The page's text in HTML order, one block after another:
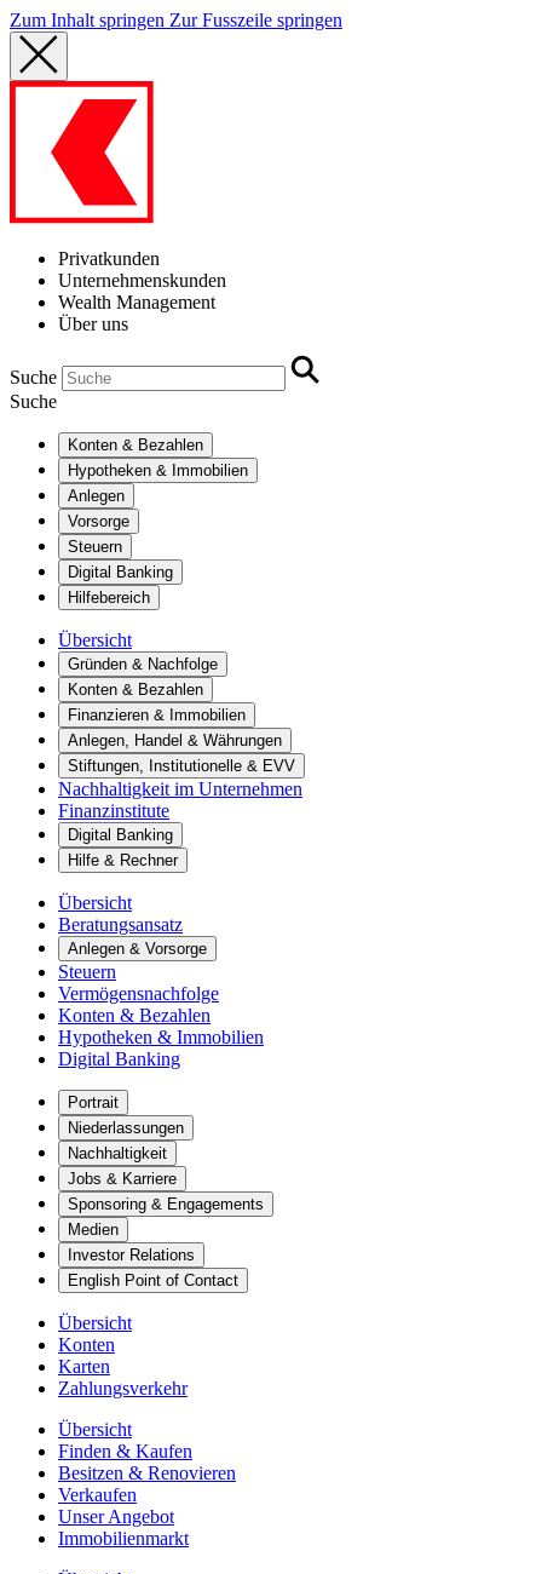
Zum Inhalt springen Zur Fusszeile springen
Privatkunden
Unternehmenskunden
Wealth Management
Über uns
Suche
Suche
Konten & Bezahlen
Hypotheken & Immobilien
Anlegen
Vorsorge
Steuern
Digital Banking
Hilfebereich
Übersicht
Gründen & Nachfolge
Konten & Bezahlen
Finanzieren & Immobilien
Anlegen, Handel & Währungen
Stiftungen, Institutionelle & EVV
Nachhaltigkeit im Unternehmen
Finanzinstitute
Digital Banking
Hilfe & Rechner
Übersicht
Beratungsansatz
Anlegen & Vorsorge
Steuern
Vermögensnachfolge
Konten & Bezahlen
Hypotheken & Immobilien
Digital Banking
Portrait
Niederlassungen
Nachhaltigkeit
Jobs & Karriere
Sponsoring & Engagements
Medien
Investor Relations
English Point of Contact
Übersicht
Konten
Karten
Zahlungsverkehr
Übersicht
Finden & Kaufen
Besitzen & Renovieren
Verkaufen
Unser Angebot
Immobilienmarkt